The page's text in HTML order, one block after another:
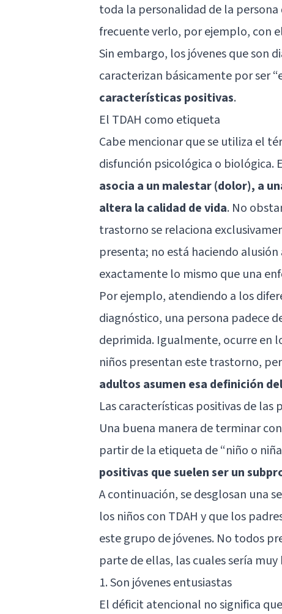
toda la personalidad de la
frecuente verlo, por ejemplo, con
Sin embargo, los jóvenes que son
caracterizan básicamente por ser
características positivas.
El TDAH como etiqueta
Cabe mencionar que se utiliza el
disfunción psicológica o biológica.
asocia a un malestar (dolor), a
altera la calidad de vida. No
trastorno se relaciona
presenta; no está haciendo
exactamente lo mismo que una
Por ejemplo, atendiendo a los
diagnóstico, una persona padece
deprimida. Igualmente, ocurre en
niños presentan este trastorno,
adultos asumen esa definición
Las características positivas de las
Una buena manera de terminar
partir de la etiqueta de “niño o
positivas que suelen ser un
A continuación, se desglosan una
los niños con TDAH y que los
este grupo de jóvenes. No todos
parte de ellas, las cuales sería
1. Son jóvenes entusiastas
El déficit atencional no significa